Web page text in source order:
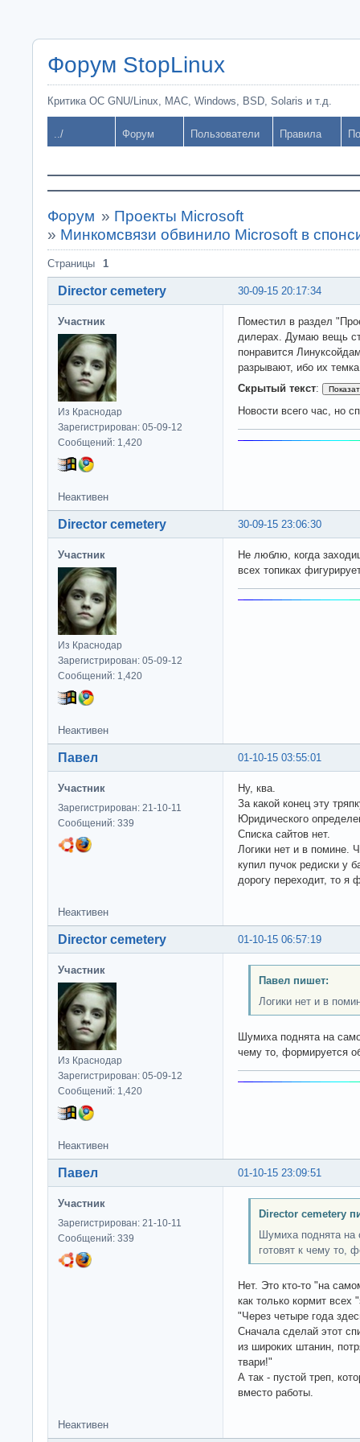
Форум StopLinux
Критика ОС GNU/Linux, MAC, Windows, BSD, Solaris и т.д.
../ Форум Пользователи Правила
Форум » Проекты Microsoft
» Минкомсвязи обвинило Microsoft в
Страницы 1
30-09-15 20:17:34
Director cemetery
Участник
Из Краснодар
Зарегистрирован: 05-09-12
Сообщений: 1,420
Поместил в раздел
дилерах. Думаю вещь
понравится
разрывают, ибо их
Скрытый текст:
Новости всего час, но
Неактивен
30-09-15 23:06:30
Director cemetery
Участник
Из Краснодар
Зарегистрирован: 05-09-12
Сообщений: 1,420
Не люблю, когда
всех топиках
Неактивен
01-10-15 03:55:01
Павел
Участник
Зарегистрирован: 21-10-11
Сообщений: 339
Ну, ква.
За какой конец эту
Юридического
Списка сайтов нет.
Логики нет и в помине.
купил пучок редиски у
дорогу переходит, то
Неактивен
01-10-15 06:57:19
Director cemetery
Участник
Из Краснодар
Зарегистрирован: 05-09-12
Сообщений: 1,420
Павел пишет:
Логики нет и в
Шумиха поднята на
чему то, формируется
Неактивен
01-10-15 23:09:51
Павел
Участник
Зарегистрирован: 21-10-11
Сообщений: 339
Director cemetery
Шумиха поднята
готовят к чему то,
Нет. Это кто-то "на
как только кормит всех
"Через четыре года
Сначала сделай этот
из широких штанин,
твари!"
А так - пустой треп,
вместо работы.
Неактивен